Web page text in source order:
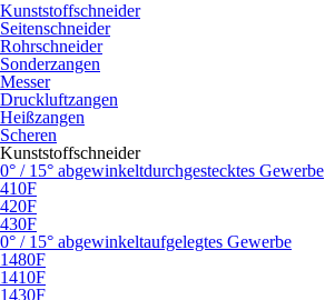
Kunststoffschneider
Seitenschneider
Rohrschneider
Sonderzangen
Messer
Druckluftzangen
Heißzangen
Scheren
Kunststoffschneider
0° / 15° abgewinkeltdurchgestecktes Gewerbe
410F
420F
430F
0° / 15° abgewinkeltaufgelegtes Gewerbe
1480F
1410F
1430F